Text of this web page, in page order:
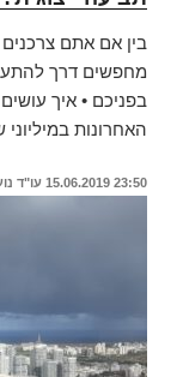
בין אם אתם
מחפשים דרך
בפניכם • איך
האחרונות
15.06.2019 23:50 עו"ד